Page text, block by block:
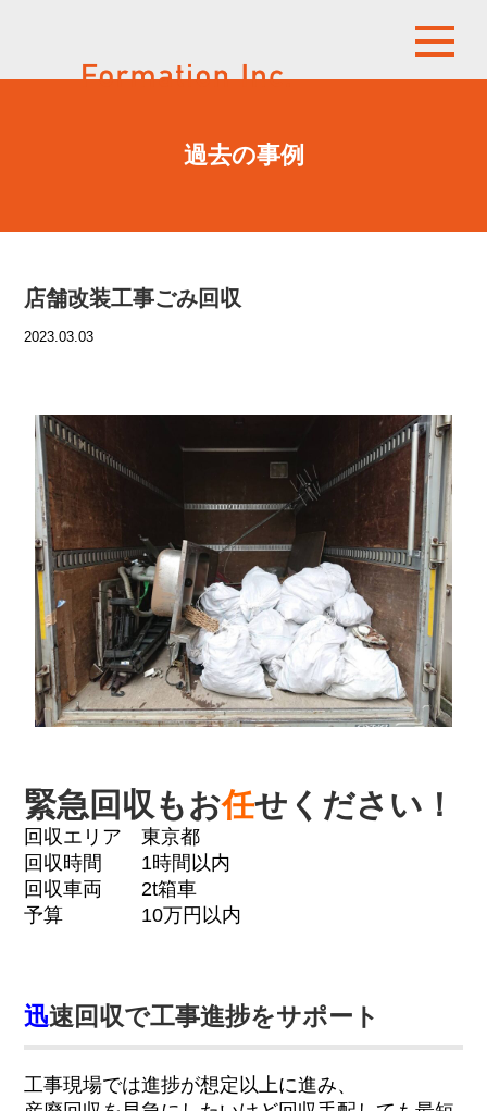
過去の事例
店舗改装工事ごみ回収
2023.03.03
緊急回収もお任せください！
回収エリア 東京都
回収時間 1時間以内
回収車両 2t箱車
予算 10万円以内
迅速回収で工事進捗をサポート
工事現場では進捗が想定以上に進み、